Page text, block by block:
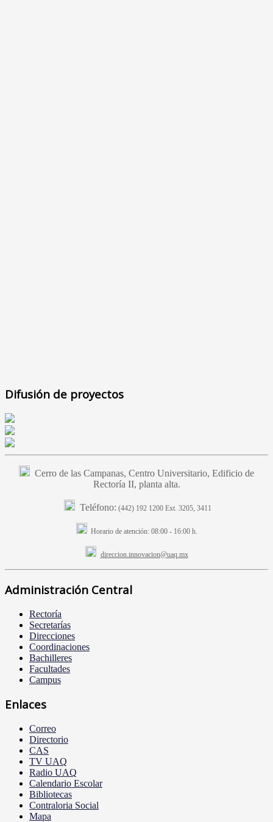
Difusión de proyectos
Cerro de las Campanas, Centro Universitario, Edificio de
Rectoría II, planta alta.
Teléfono: (442) 192 1200 Ext. 3205, 3411
Horario de atención:08:00 - 16:00 h.
direccion.innovacion@uaq.mx
Administración Central
Rectoría
Secretarías
Direcciones
Coordinaciones
Bachilleres
Facultades
Campus
Enlaces
Correo
Directorio
CAS
TV UAQ
Radio UAQ
Calendario Escolar
Bibliotecas
Contraloria Social
Mapa